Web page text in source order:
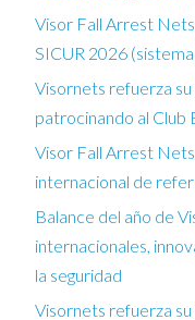
Visor Fall Arrest
SICUR 2026 (sistema
Visornets refuerza
patrocinando al Club
Visor Fall Arrest
internacional de
Balance del año de
internacionales,
la seguridad
Visornets refuerza